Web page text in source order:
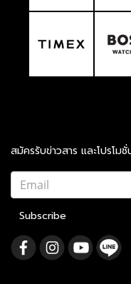
สมัครรับข่าวสาร และโปรโมชั่
Subscribe